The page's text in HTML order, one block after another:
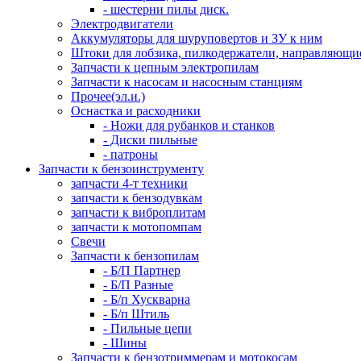
- шестерни пилы диск.
Электродвигатели
Аккумуляторы для шуруповертов и ЗУ к ним
Штоки для лобзика, пилкодержатели,
Запчасти к цепным электропилам
Запчасти к насосам и насосным станциям
Прочее(эл.и.)
Оснастка и расходники
- Ножи для рубанков и станков
- Диски пильные
- патроны
Запчасти к бензоинструменту
запчасти 4-т техники
запчасти к бензодувкам
запчасти к виброплитам
запчасти к мотопомпам
Свечи
Запчасти к бензопилам
- Б/П Партнер
- Б/П Разные
- Б/п Хускварна
- Б/п Штиль
- Пильные цепи
- Шины
Запчасти к бензотриммерам и мотокосам